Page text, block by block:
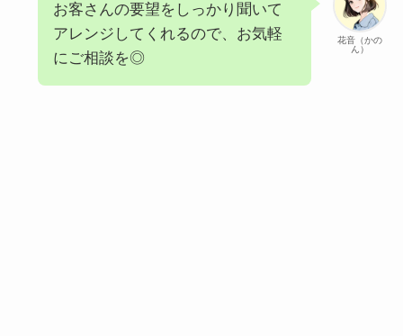
花音（かの
ん）
お客さんの要望をしっかり聞いて
アレンジしてくれるので、お気軽
にご相談を◎